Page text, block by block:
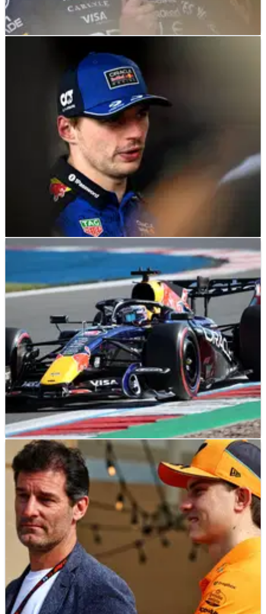
Seberapa Krusial Slipstream Hadjar Terhadap
Kualifikasi Verstappen?
F1 FEATURE 16/07/26
Para Pembalap yang Dapat Membuka Pasar
Pembalap F1 2027
F1 NEWS 16/07/26
Red Bull akan Lepas Sayap Belakang Maracena
di GP Belgia